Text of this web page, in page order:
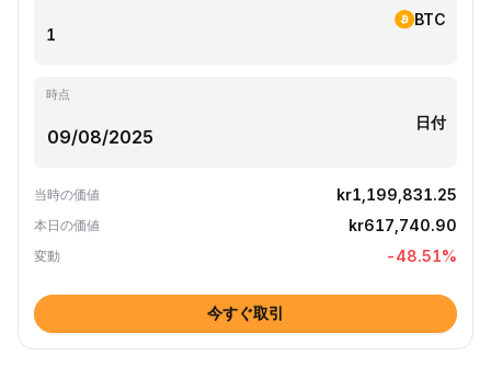
BTC
時点
日付
当時の価値 kr1,199,831.25
本日の価値 kr617,740.90
変動 -48.51%
今すぐ取引